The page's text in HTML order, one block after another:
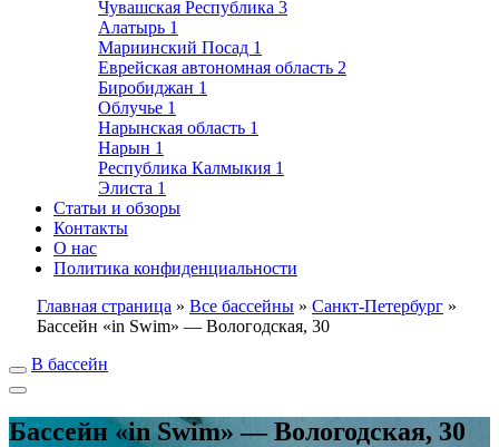
Чувашская Республика 3
Алатырь 1
Мариинский Посад 1
Еврейская автономная область 2
Биробиджан 1
Облучье 1
Нарынская область 1
Нарын 1
Республика Калмыкия 1
Элиста 1
Статьи и обзоры
Контакты
О нас
Политика конфиденциальности
Главная страница » Все бассейны » Санкт-Петербург »
Бассейн «in Swim» — Вологодская, 30
В бассейн
Бассейн «in Swim» — Вологодская, 30